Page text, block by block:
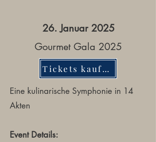
26. Januar 2025
Gourmet Gala 2025
Tickets kaufen
Eine kulinarische Symphonie in 14
Akten
Event Details: